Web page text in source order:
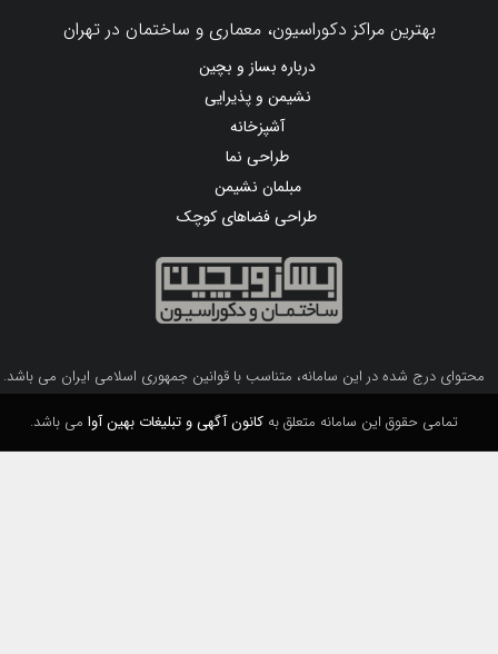
بهترین مراکز دکوراسیون، معماری و ساختمان در تهران
درباره بساز و بچین
نشیمن و پذیرایی
آشپزخانه
طراحی نما
مبلمان نشیمن
طراحی فضاهای کوچک
محتوای درج شده در این سامانه، متناسب با قوانین جمهوری اسلامی ایران می باشد.
تمامی حقوق این سامانه متعلق بهکانون آگهی و تبلیغات بهین آوامی باشد.